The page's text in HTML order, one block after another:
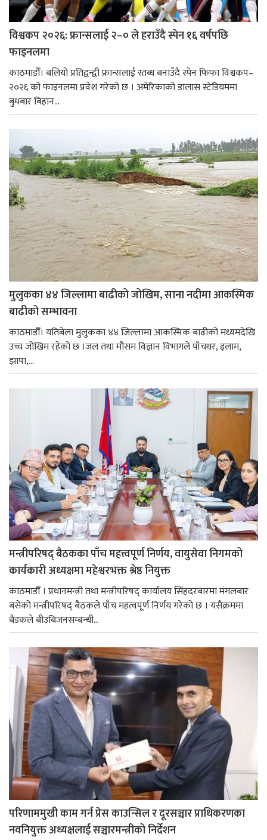
विश्वकप २०२६: फ्रान्सलाई २–० ले हराउँदै स्पेन १६ वर्षपछि
फाइनलमा
काठमाडौँ। बलियो प्रतिद्वन्द्वी फ्रान्सलाई स्तब्ध बनाउँदै स्पेन फिफा विश्वकप–
२०२६ को फाइनलमा प्रवेश गरेको छ । अमेरिकाको डालास स्टेडियममा
बुधबार बिहान...
मुलुकका ४४ जिल्लामा बाढीको जोखिम, साना नदीमा आकस्मिक
बाढीको सम्भावना
काठमाडौँ। यतिबेला मुलुकका ४४ जिल्लामा आकस्मिक बाढीको मध्यमदेखि
उच्च जोखिम रहेको छ ।जल तथा मौसम विज्ञान विभागले पाँचथर, इलाम,
झापा,...
मन्त्रीपरिषद् बैठकका पाँच महत्त्वपूर्ण निर्णय, वायुसेवा निगमको
कार्यकारी अध्यक्षमा महेश्वरभक्त श्रेष्ठ नियुक्त
काठमाडौँ । प्रधानमन्त्री तथा मन्त्रीपरिषद् कार्यालय सिंहदरबारमा मंगलबार
बसेको मन्त्रीपरिषद् बैठकले पाँच महत्वपूर्ण निर्णय गरेको छ । यसैक्रममा
बैडकले बीउबिजनसम्बन्धी...
परिणाममुखी काम गर्न प्रेस काउन्सिल र दूरसञ्चार प्राधिकरणका
नवनियुक्त अध्यक्षलाई सञ्चारमन्त्रीको निर्देशन